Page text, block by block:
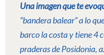
Una imagen que te
“bandera balear” a lo
barco la costa y tiene 4
praderas de Posidonia,